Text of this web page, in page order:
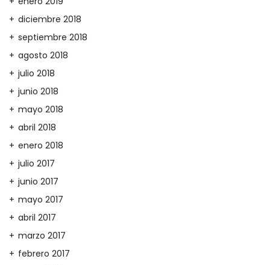
diciembre 2018
septiembre 2018
agosto 2018
julio 2018
junio 2018
mayo 2018
abril 2018
enero 2018
julio 2017
junio 2017
mayo 2017
abril 2017
marzo 2017
febrero 2017